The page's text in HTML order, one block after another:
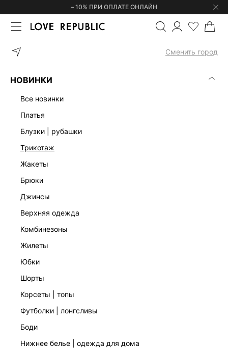
– 10% ПРИ ОПЛАТЕ ОНЛАЙН
Сменить город
НОВИНКИ
все новинки
платья
блузки | рубашки
трикотаж
жакеты
брюки
джинсы
верхняя одежда
комбинезоны
жилеты
юбки
шорты
корсеты | топы
футболки | лонгсливы
боди
нижнее белье | одежда для дома
ГЛАВНАЯ
НАТУРАЛЬНАЯ КОЖА